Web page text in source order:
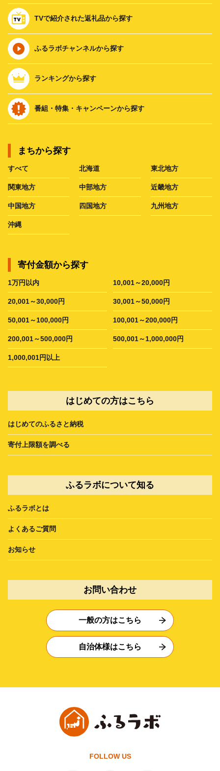
TVで紹介された返礼品から探す
ふるラボチャンネルから探す
ランキングから探す
番組・特集・キャンペーンから探す
まちから探す
すべて 北海道 東北地方
関東地方 中部地方 近畿地方
中国地方 四国地方 九州地方
沖縄
寄付金額から探す
1万円以内 10,001～20,000円
20,001～30,000円 30,001～50,000円
50,001～100,000円 100,001～200,000円
200,001～500,000円 500,001～1,000,000円
1,000,001円以上
はじめての方はこちら
はじめてのふるさと納税
寄付上限額を調べる
ふるラボについて知る
ふるラボとは
よくあるご質問
お知らせ
お問い合わせ
一般の方はこちら
自治体様はこちら
FOLLOW US